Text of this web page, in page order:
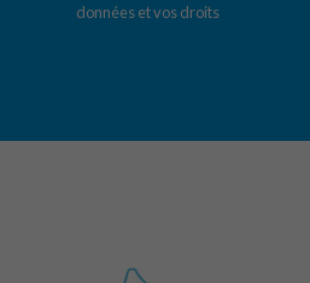
données et vos droits